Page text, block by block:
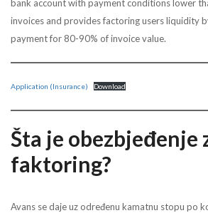
bank account with payment conditions lower
invoices and provides factoring users liquidity
payment for 80-90% of invoice value.
Application (Insurance) Download
Šta je obezbjeđenje
faktoring?
Avans se daje uz određenu kamatnu stopu po